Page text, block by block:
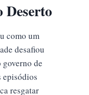
Deserto
como um
desafiou
de
episódios
resgatar